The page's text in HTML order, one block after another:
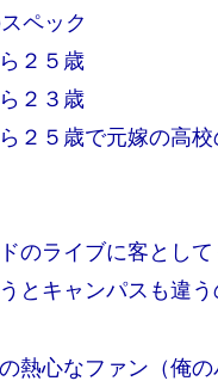
ペック
２５歳
２３歳
２５歳で元嫁の高校
のライブに客として
とキャンパスも違う
熱心なファン（俺